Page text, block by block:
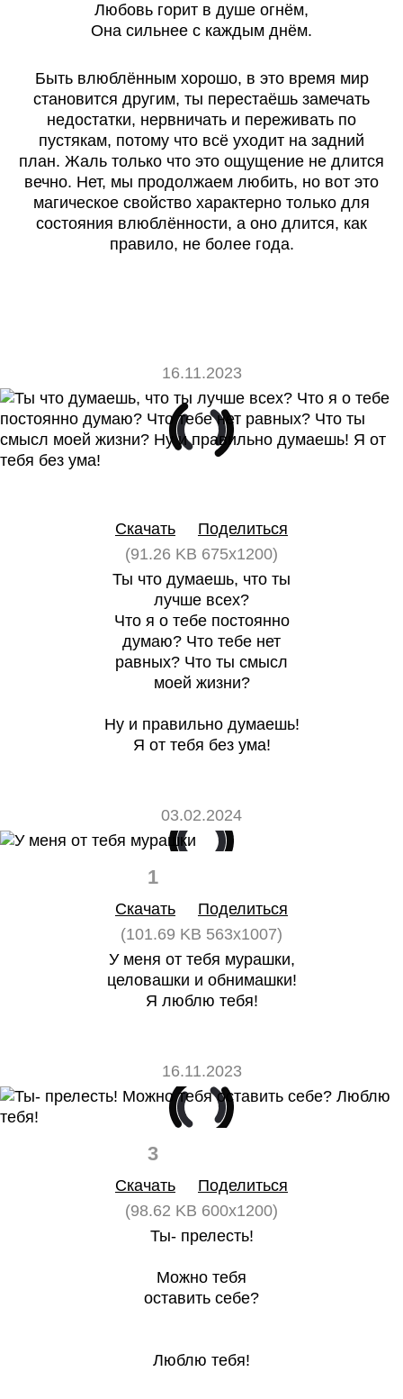
Любовь горит в душе огнём,
Она сильнее с каждым днём.
Быть влюблённым хорошо, в это время мир
становится другим, ты перестаёшь замечать
недостатки, нервничать и переживать по
пустякам, потому что всё уходит на задний
план. Жаль только что это ощущение не длится
вечно. Нет, мы продолжаем любить, но вот это
магическое свойство характерно только для
состояния влюблённости, а оно длится, как
правило, не более года.
16.11.2023
Скачать
Поделиться
(91.26 KB 675x1200)
Ты что думаешь, что ты
лучше всех?
Что я о тебе постоянно
думаю? Что тебе нет
равных? Что ты смысл
моей жизни?
Ну и правильно думаешь!
Я от тебя без ума!
03.02.2024
1
Скачать
Поделиться
(101.69 KB 563x1007)
У меня от тебя мурашки,
целовашки и обнимашки!
Я люблю тебя!
16.11.2023
3
Скачать
Поделиться
(98.62 KB 600x1200)
Ты- прелесть!
Можно тебя
оставить себе?
Люблю тебя!